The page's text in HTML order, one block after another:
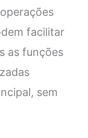
facilitar
as funções
sem